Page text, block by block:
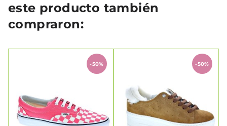
este producto también
compraron:
-50% -50%